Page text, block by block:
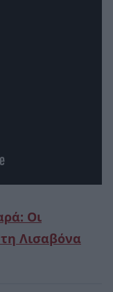
Οι
Λισαβόνα